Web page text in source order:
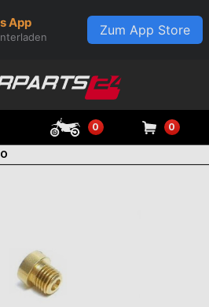
App Zum App Store
0 0